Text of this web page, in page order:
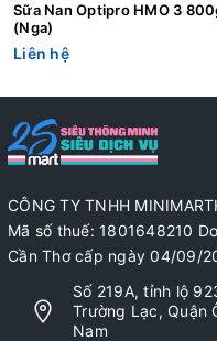
Sữa Nan Optipro HMO 3
(Nga)
Liên hệ
CÔNG TY TNHH
Mã số thuế: 1801648210
Cần Thơ cấp ngày 04/09/
Số 219A, tỉnh lộ
Trường Lạc, Quận
Nam